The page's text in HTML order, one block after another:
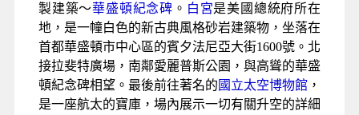
製建築～華盛頓紀念碑 。 白宮是美國總統府所在
地，是一幢白色的新古典風格砂岩建築物，坐落在
首都華盛頓市中心區的賓夕法尼亞大街1600號。北
接拉斐特廣場，南鄰愛麗普斯公園，與高聳的華盛
頓紀念碑相望。最後前往著名的 國立太空博物館 ，
是一座航太的寶庫，場內展示一切有關升空的詳細